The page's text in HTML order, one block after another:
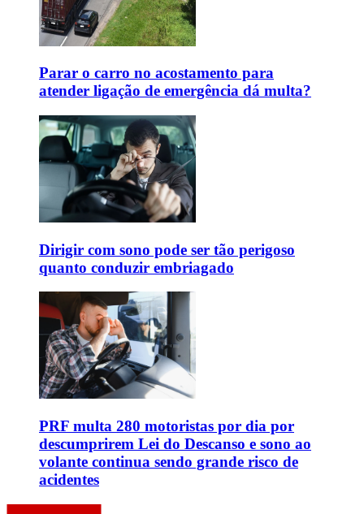
Parar o carro no acostamento para
atender ligação de emergência dá multa?
Dirigir com sono pode ser tão perigoso
quanto conduzir embriagado
PRF multa 280 motoristas por dia por
descumprirem Lei do Descanso e sono ao
volante continua sendo grande risco de
acidentes